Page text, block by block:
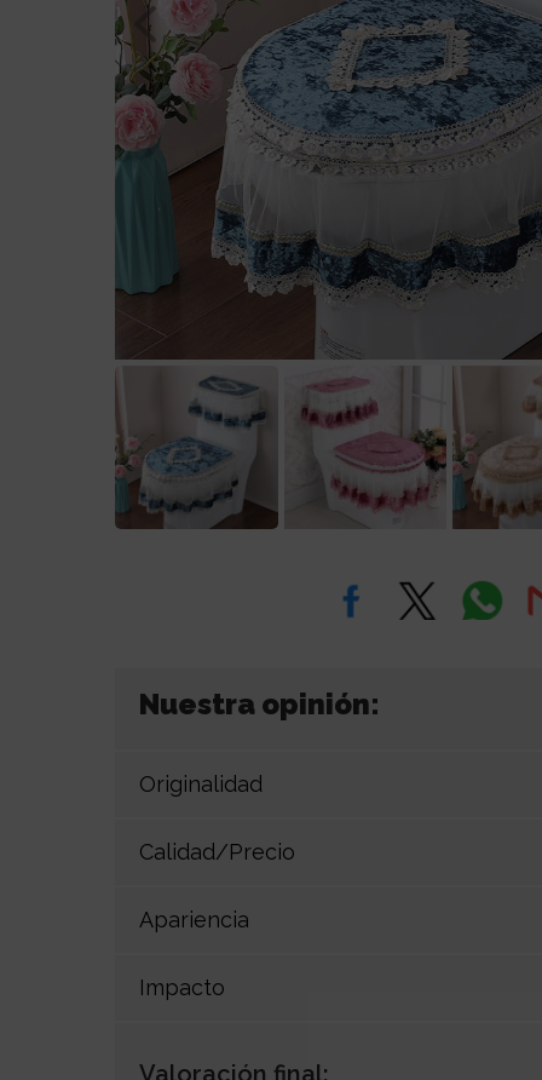
Nuestra opinión:
Originalidad
Calidad/Precio
Apariencia
Impacto
Valoración final: